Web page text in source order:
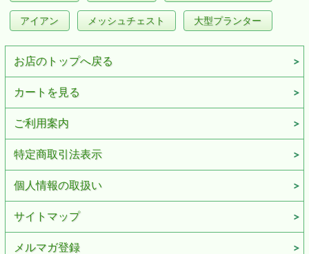
アイアン メッシュチェスト 大型プランター
お店のトップへ戻る
カートを見る
ご利用案内
特定商取引法表示
個人情報の取扱い
サイトマップ
メルマガ登録